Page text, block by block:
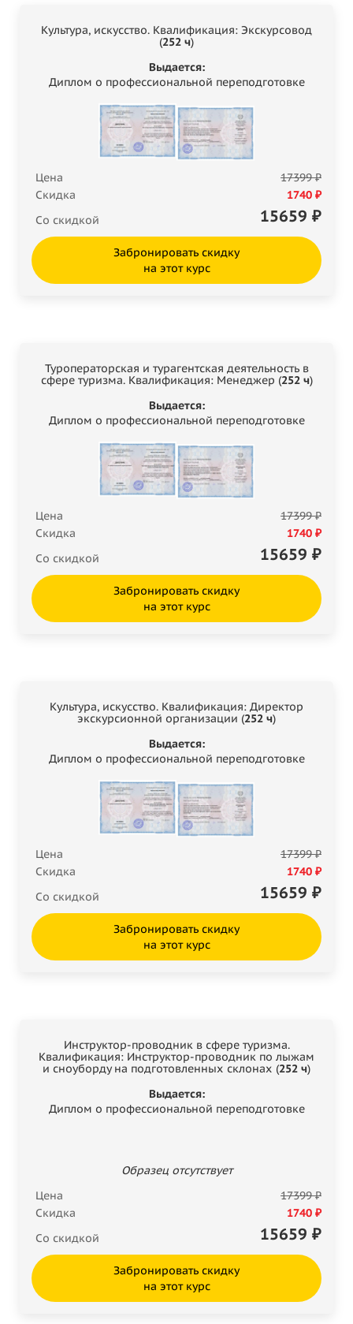
Культура, искусство. Квалификация: Экскурсовод
(252 ч)
Выдается:
Диплом о профессиональной переподготовке
Цена
17399 ₽
Скидка
1740 ₽
Со скидкой
15659 ₽
Забронировать скидку
на этот курс
Туроператорская и турагентская деятельность в
сфере туризма. Квалификация: Менеджер (252 ч)
Выдается:
Диплом о профессиональной переподготовке
Цена
17399 ₽
Скидка
1740 ₽
Со скидкой
15659 ₽
Забронировать скидку
на этот курс
Культура, искусство. Квалификация: Директор
экскурсионной организации (252 ч)
Выдается:
Диплом о профессиональной переподготовке
Цена
17399 ₽
Скидка
1740 ₽
Со скидкой
15659 ₽
Забронировать скидку
на этот курс
Инструктор-проводник в сфере туризма.
Квалификация: Инструктор-проводник по лыжам
и сноуборду на подготовленных склонах (252 ч)
Выдается:
Диплом о профессиональной переподготовке
Образец отсутствует
Цена
17399 ₽
Скидка
1740 ₽
Со скидкой
15659 ₽
Забронировать скидку
на этот курс